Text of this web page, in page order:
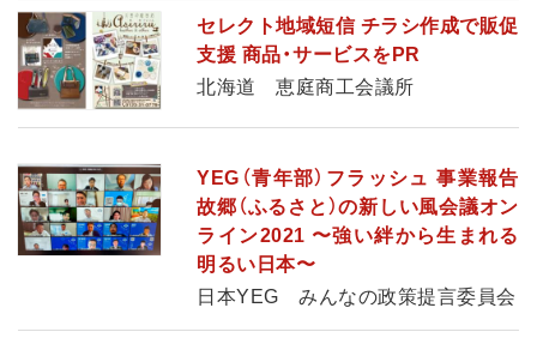
セレクト地域短信 チラシ作成で販促
支援 商品・サービスをPR
北海道 恵庭商工会議所
YEG（青年部）フラッシュ 事業報告
故郷（ふるさと）の新しい風会議オン
ライン2021 〜強い絆から生まれる
明るい日本〜
日本YEG みんなの政策提言委員会